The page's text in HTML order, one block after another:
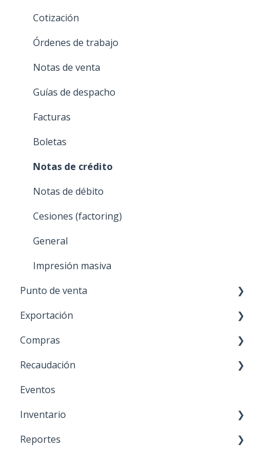
Acciones sobre mis clientes
Cotización
Órdenes de trabajo
Notas de venta
Guías de despacho
Facturas
Boletas
Notas de crédito
Notas de débito
Cesiones (factoring)
General
Impresión masiva
Punto de venta
Transbank - POS integrado
Proceso de venta
Cierre de caja
Configuración
General
Exportación
Proceso de venta
Compras
Facturas de compra
Doc. Recibidos
Pago proveedores
Órdenes de compra
Recaudación
Funcionalidades
Configuración
Eventos
Inventario
Movimientos de inventario
Reportes